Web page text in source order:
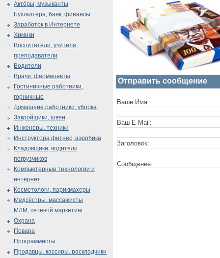
Отправить сообщение
Ваше Имя:
Ваш E-Mail:
Заголовок:
Сообщение:
Актёры, музыканты
Бухгалтера, банк, финансы
Заработок в Интернете
Химики
Воспитатели, учителя,
преподаватели
Водители
Врачи, фармацевты
Гостиничные работники,
горничные
Домашние работники, уборка
Закройщики, швеи
Инженеры, техники
Инструктора фитнес, аэробика
Кладовщики, водители
погрузчиков
Компьютерные технологии и
интернет
Косметологи, парикмахеры
Медсёстры, массажисты
МЛМ, сетевой маркетинг
Охрана
Повара
Программисты
Продавцы, кассиры, раскладчики